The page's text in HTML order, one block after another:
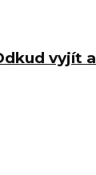
vyjít